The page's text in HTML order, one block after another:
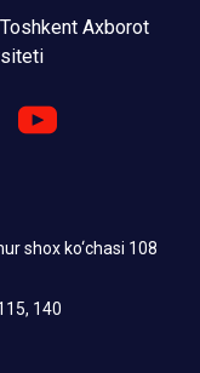
Axborot
shox ko‘chasi 108
140